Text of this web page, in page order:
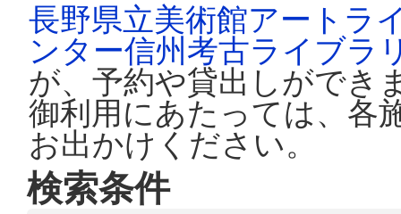
長野県立美術館アートラ
ンター信州考古ライブラ
が、予約や貸出しができ
御利用にあたっては、各
お出かけください。
検索条件